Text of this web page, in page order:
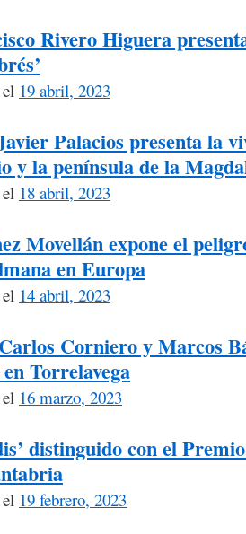
Rivero Higuera
19 abril, 2023
Palacios presenta la
y la península de la
18 abril, 2023
Movellán expone el
en Europa
14 abril, 2023
Corniero y Marcos
Torrelavega
16 marzo, 2023
distinguido con el
19 febrero, 2023